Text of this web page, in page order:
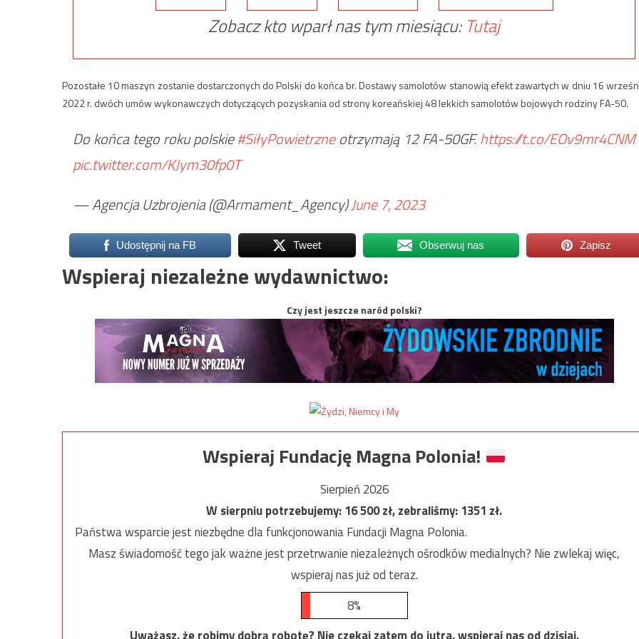
Zobacz kto wparł nas tym miesiącu: Tutaj
Pozostałe 10 maszyn zostanie dostarczonych do Polski do końca br. Dostawy samolotów stanowią efekt zawartych w dniu 16
2022 r. dwóch umów wykonawczych dotyczących pozyskania od strony koreańskiej 48 lekkich samolotów bojowych rodziny FA-50.
Do końca tego roku polskie#SiłyPowietrzneotrzymają 12 FA-50GF.https://t.co/EOv9mr4CNM
pic.twitter.com/KJym30fp0T
— Agencja Uzbrojenia (@Armament_Agency)June 7, 2023
Udostępnij na FB Tweet Obserwuj nas Zapisz
Wspieraj niezależne wydawnictwo:
Czy jest jeszcze naród polski?
Wspieraj Fundację Magna Polonia!
Sierpień 2026
W sierpniu potrzebujemy:16 500zł, zebraliśmy:1351 zł.
Państwa wsparcie jest niezbędne dla funkcjonowania Fundacji Magna Polonia.
Masz świadomość tego jak ważne jest przetrwanie niezależnych ośrodków medialnych? Nie zwlekaj więc,
wspieraj nas już od teraz.
8%